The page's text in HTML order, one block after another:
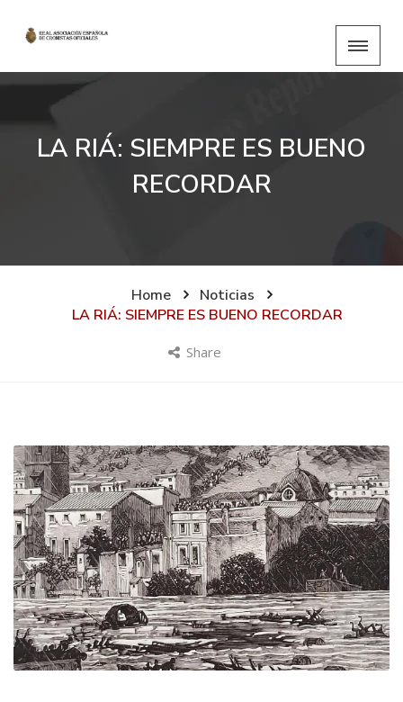
LA RIÁ: SIEMPRE ES BUENO
RECORDAR
Home
Noticias
LA RIÁ: SIEMPRE ES BUENO RECORDAR
Share